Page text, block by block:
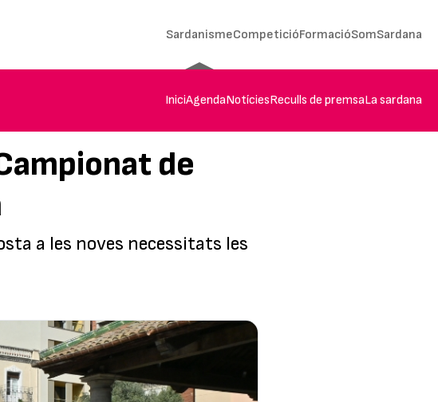
SardanismeCompeticióFormacióSomSardana
IniciAgendaNotíciesReculls de premsaLa sardana
de
a les noves necessitats les